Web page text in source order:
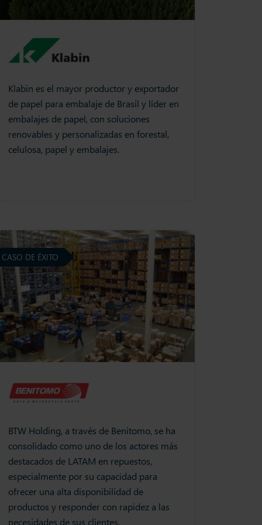
Klabin es el mayor productor y exportador
de papel para embalaje de Brasil y líder en
embalajes de papel, con soluciones
renovables y personalizadas en forestal,
celulosa, papel y embalajes.
BTW Holding, a través de Benitomo, se ha
consolidado como uno de los actores más
destacados de LATAM en repuestos,
especialmente por su capacidad para
ofrecer una alta disponibilidad de
productos y responder con rapidez a las
necesidades de sus clientes.
CASO DE ÉXITO